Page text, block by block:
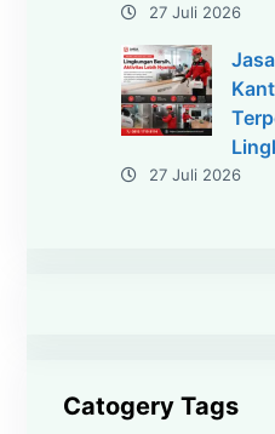
27 Juli 2026
27 Juli 2026
Catogery Tags